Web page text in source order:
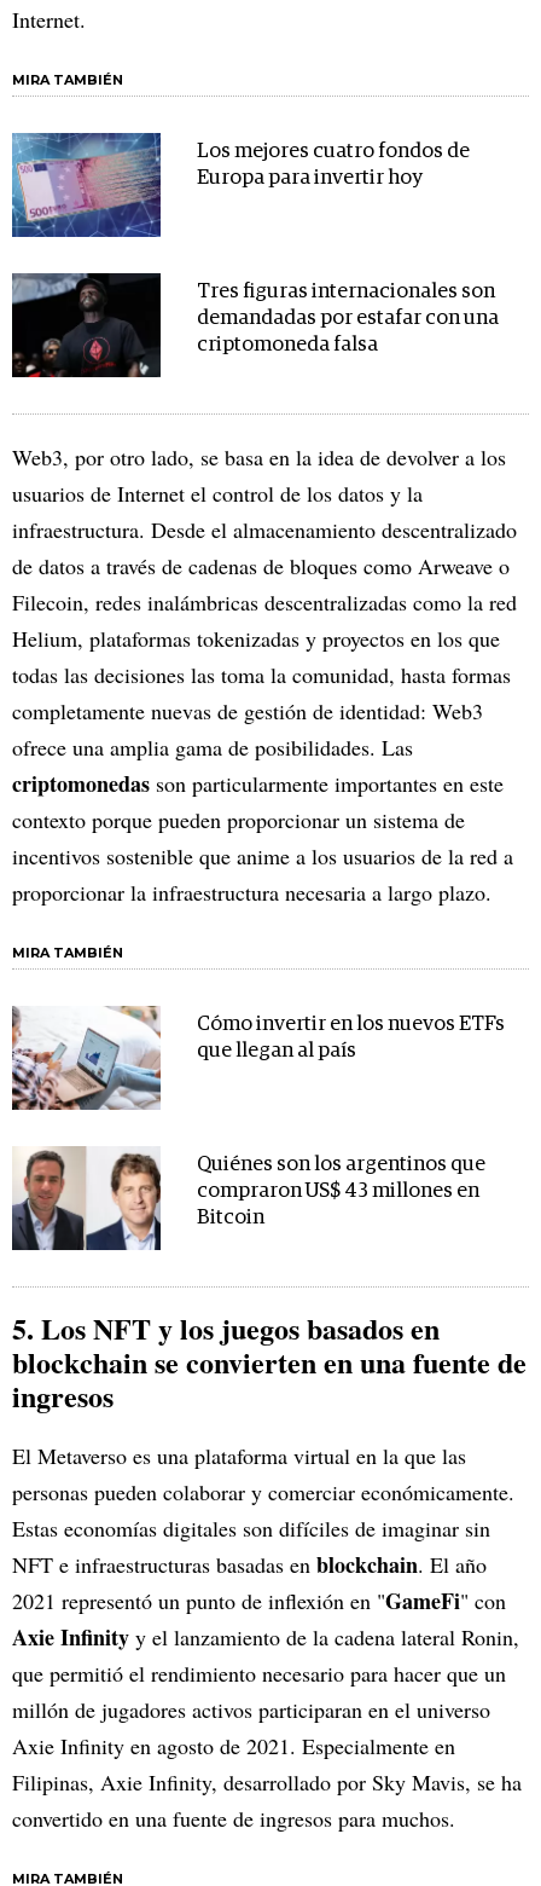
Internet.
MIRA TAMBIÉN
Los mejores cuatro fondos de
Europa para invertir hoy
Tres figuras internacionales son
demandadas por estafar con una
criptomoneda falsa
Web3, por otro lado, se basa en la idea de devolver a los
usuarios de Internet el control de los datos y la
infraestructura. Desde el almacenamiento descentralizado
de datos a través de cadenas de bloques como Arweave o
Filecoin, redes inalámbricas descentralizadas como la red
Helium, plataformas tokenizadas y proyectos en los que
todas las decisiones las toma la comunidad, hasta formas
completamente nuevas de gestión de identidad: Web3
ofrece una amplia gama de posibilidades. Las
criptomonedas son particularmente importantes en este
contexto porque pueden proporcionar un sistema de
incentivos sostenible que anime a los usuarios de la red a
proporcionar la infraestructura necesaria a largo plazo.
MIRA TAMBIÉN
Cómo invertir en los nuevos ETFs
que llegan al país
Quiénes son los argentinos que
compraron US$ 43 millones en
Bitcoin
5. Los NFT y los juegos basados en
blockchain se convierten en una fuente de
ingresos
El Metaverso es una plataforma virtual en la que las
personas pueden colaborar y comerciar económicamente.
Estas economías digitales son difíciles de imaginar sin
NFT e infraestructuras basadas en blockchain. El año
2021 representó un punto de inflexión en "GameFi" con
Axie Infinity y el lanzamiento de la cadena lateral Ronin,
que permitió el rendimiento necesario para hacer que un
millón de jugadores activos participaran en el universo
Axie Infinity en agosto de 2021. Especialmente en
Filipinas, Axie Infinity, desarrollado por Sky Mavis, se ha
convertido en una fuente de ingresos para muchos.
MIRA TAMBIÉN